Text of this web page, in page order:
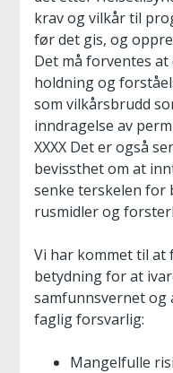
krav og vilkår til
før det gis, og
Det må forventes
holdning og
som vilkårsbrudd
inndragelse av
XXXX Det er også
bevissthet om at
senke terskelen for
rusmidler og
Vi har kommet til
betydning for at
samfunnsvernet og
faglig forsvarlig:
Mangelfulle